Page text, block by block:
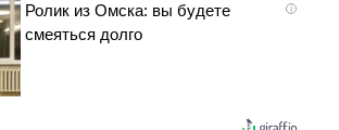
i
Ролик из Омска: вы будете
смеяться долго